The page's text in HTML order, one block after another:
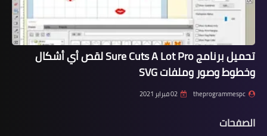
تحميل برنامج Sure Cuts A Lot Pro لقص أي أشكال
وخطوط وصور وملفات SVG
theprogrammespc 02 فبراير 2021
الصفحات